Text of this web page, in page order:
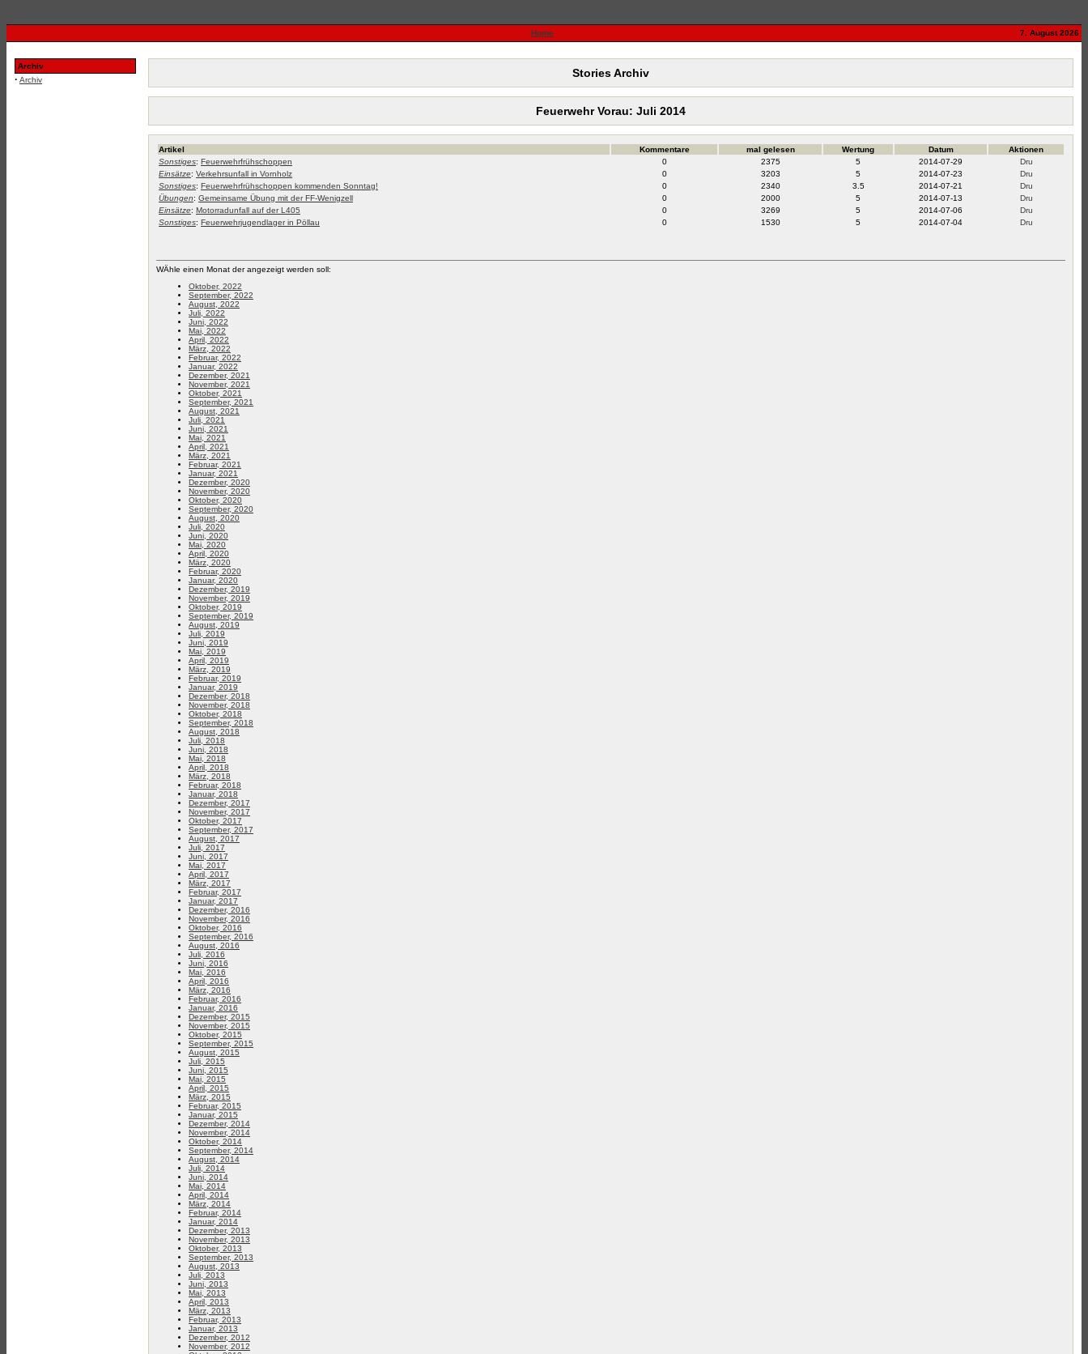
Home 7. August 2026
Archiv
· Archiv
Stories Archiv
Feuerwehr Vorau: Juli 2014
Artikel Kommentare mal gelesen Wertung Datum
Aktionen
Sonstiges: Feuerwehrfrühschoppen 0 2375 5
2014-07-29
Einsätze: Verkehrsunfall in Vornholz 0 3203 5
2014-07-23
Sonstiges: Feuerwehrfrühschoppen kommenden Sonntag! 0 2340 3.5
2014-07-21
Übungen: Gemeinsame Übung mit der FF-Wenigzell 0 2000 5
2014-07-13
Einsätze: Motorradunfall auf der L405 0 3269 5
2014-07-06
Sonstiges: Feuerwehrjugendlager in Pöllau 0 1530 5 2014-07-04
WÄhle einen Monat der angezeigt werden soll:
Oktober, 2022
September, 2022
August, 2022
Juli, 2022
Juni, 2022
Mai, 2022
April, 2022
März, 2022
Februar, 2022
Januar, 2022
Dezember, 2021
November, 2021
Oktober, 2021
September, 2021
August, 2021
Juli, 2021
Juni, 2021
Mai, 2021
April, 2021
März, 2021
Februar, 2021
Januar, 2021
Dezember, 2020
November, 2020
Oktober, 2020
September, 2020
August, 2020
Juli, 2020
Juni, 2020
Mai, 2020
April, 2020
März, 2020
Februar, 2020
Januar, 2020
Dezember, 2019
November, 2019
Oktober, 2019
September, 2019
August, 2019
Juli, 2019
Juni, 2019
Mai, 2019
April, 2019
März, 2019
Februar, 2019
Januar, 2019
Dezember, 2018
November, 2018
Oktober, 2018
September, 2018
August, 2018
Juli, 2018
Juni, 2018
Mai, 2018
April, 2018
März, 2018
Februar, 2018
Januar, 2018
Dezember, 2017
November, 2017
Oktober, 2017
September, 2017
August, 2017
Juli, 2017
Juni, 2017
Mai, 2017
April, 2017
März, 2017
Februar, 2017
Januar, 2017
Dezember, 2016
November, 2016
Oktober, 2016
September, 2016
August, 2016
Juli, 2016
Juni, 2016
Mai, 2016
April, 2016
März, 2016
Februar, 2016
Januar, 2016
Dezember, 2015
November, 2015
Oktober, 2015
September, 2015
August, 2015
Juli, 2015
Juni, 2015
Mai, 2015
April, 2015
März, 2015
Februar, 2015
Januar, 2015
Dezember, 2014
November, 2014
Oktober, 2014
September, 2014
August, 2014
Juli, 2014
Juni, 2014
Mai, 2014
April, 2014
März, 2014
Februar, 2014
Januar, 2014
Dezember, 2013
November, 2013
Oktober, 2013
September, 2013
August, 2013
Juli, 2013
Juni, 2013
Mai, 2013
April, 2013
März, 2013
Februar, 2013
Januar, 2013
Dezember, 2012
November, 2012